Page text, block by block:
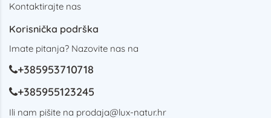
Kontaktirajte nas
Korisnička podrška
Imate pitanja? Nazovite nas na
+385953710718
+385955123245
Ili nam pišite na prodaja@lux-natur.hr